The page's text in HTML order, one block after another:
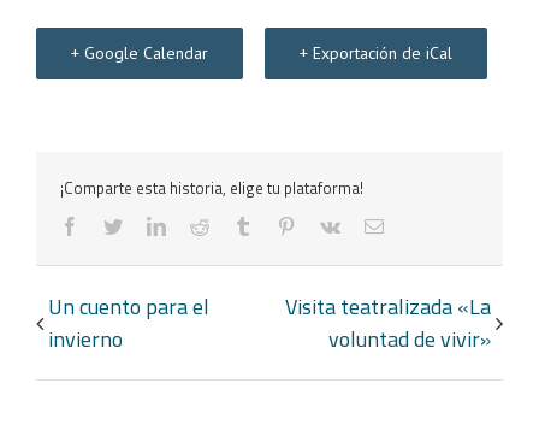
+ Google Calendar + Exportación de iCal
¡Comparte esta historia, elige tu plataforma!
facebooktwitterlinkedinreddit tumblr pinterest
vk
Correo
Navegación
del
Un cuento para el
invierno
Visita teatralizada «La
voluntad de vivir»